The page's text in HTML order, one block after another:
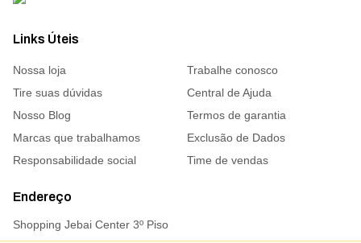
Links Úteis
Nossa loja
Trabalhe conosco
Tire suas dúvidas
Central de Ajuda
Nosso Blog
Termos de garantia
Marcas que trabalhamos
Exclusão de Dados
Responsabilidade social
Time de vendas
Endereço
Shopping Jebai Center 3º Piso